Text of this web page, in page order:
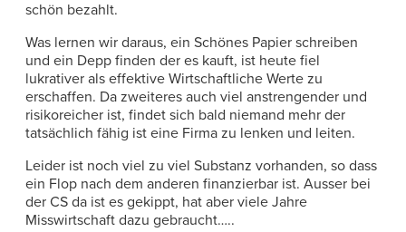
schön bezahlt.
Was lernen wir daraus, ein Schönes Papier schreiben
und ein Depp finden der es kauft, ist heute fiel
lukrativer als effektive Wirtschaftliche Werte zu
erschaffen. Da zweiteres auch viel anstrengender und
risikoreicher ist, findet sich bald niemand mehr der
tatsächlich fähig ist eine Firma zu lenken und leiten.
Leider ist noch viel zu viel Substanz vorhanden, so dass
ein Flop nach dem anderen finanzierbar ist. Ausser bei
der CS da ist es gekippt, hat aber viele Jahre
Misswirtschaft dazu gebraucht…..